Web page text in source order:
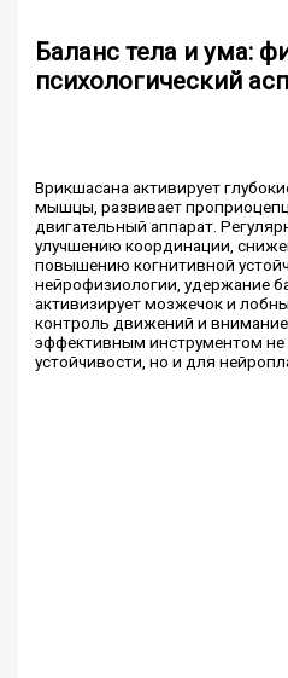
Баланс тела и ума:
психологический
Врикшасана активирует
мышцы, развивает
двигательный аппарат.
улучшению координации,
повышению когнитивной
нейрофизиологии, удержание
активизирует мозжечок и
контроль движений и
эффективным инструментом не
устойчивости, но и для